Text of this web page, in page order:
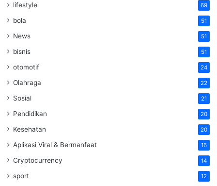
lifestyle 69
bola 51
News 51
bisnis 51
otomotif 24
Olahraga 22
Sosial 21
Pendidikan 20
Kesehatan 20
Aplikasi Viral & Bermanfaat 16
Cryptocurrency 14
sport 12